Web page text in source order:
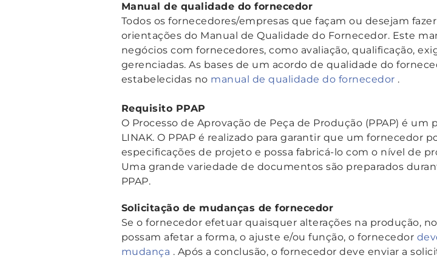
Manual de qualidade do fornecedor
Todos os fornecedores/empresas que façam ou desejam
orientações do Manual de Qualidade do Fornecedor. Este
negócios com fornecedores, como avaliação, qualificação,
gerenciadas. As bases de um acordo de qualidade do
estabelecidas no manual de qualidade do fornecedor .
Requisito PPAP
O Processo de Aprovação de Peça de Produção (PPAP) é
LINAK. O PPAP é realizado para garantir que um fornecedor
especificações de projeto e possa fabricá-lo com o nível de
Uma grande variedade de documentos são preparados
PPAP.
Solicitação de mudanças de fornecedor
Se o fornecedor efetuar quaisquer alterações na produção,
possam afetar a forma, o ajuste e/ou função, o fornecedor
mudança . Após a conclusão, o fornecedor deve enviar a